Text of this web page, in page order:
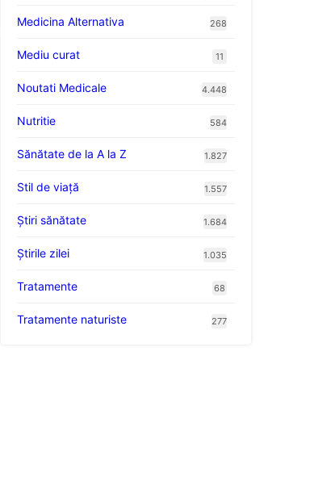
Medicina Alternativa 268
Mediu curat 11
Noutati Medicale 4.448
Nutritie 584
Sănătate de la A la Z 1.827
Stil de viaţă 1.557
Ştiri sănătate 1.684
Știrile zilei 1.035
Tratamente 68
Tratamente naturiste 277